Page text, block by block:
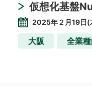
仮想化基盤
2025年２月19日(
大阪 全業